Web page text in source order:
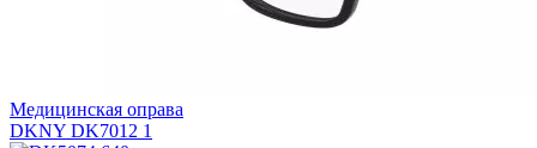
Медицинская оправа
DKNY DK7012 1